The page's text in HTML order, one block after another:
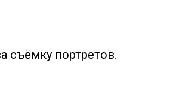
съёмку портретов.